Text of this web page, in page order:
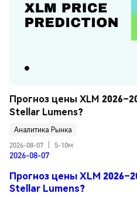
Прогноз цены XLM
Stellar Lumens?
Аналитика Рынка
2026-08-07
5-10м
2026-08-07
Прогноз цены XLM
Stellar Lumens?